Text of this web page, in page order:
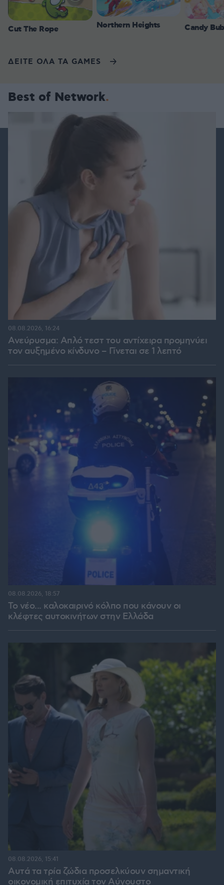
Cut The Rope Northern Heights Candy
ΔΕΙΤΕ ΟΛΑ ΤΑ GAMES
Best of Network
Ανεύρυσμα: Απλό τεστ του αντίχειρα προμηνύει
τον αυξημένο κίνδυνο – Γίνεται σε 1 λεπτό
08.08.2026, 16:24
Το νέο... καλοκαιρινό κόλπο που κάνουν οι
κλέφτες αυτοκινήτων στην Ελλάδα
08.08.2026, 18:57
Αυτά τα τρία ζώδια προσελκύουν σημαντική
οικονομική επιτυχία τον Αύγουστο
08.08.2026, 15:41